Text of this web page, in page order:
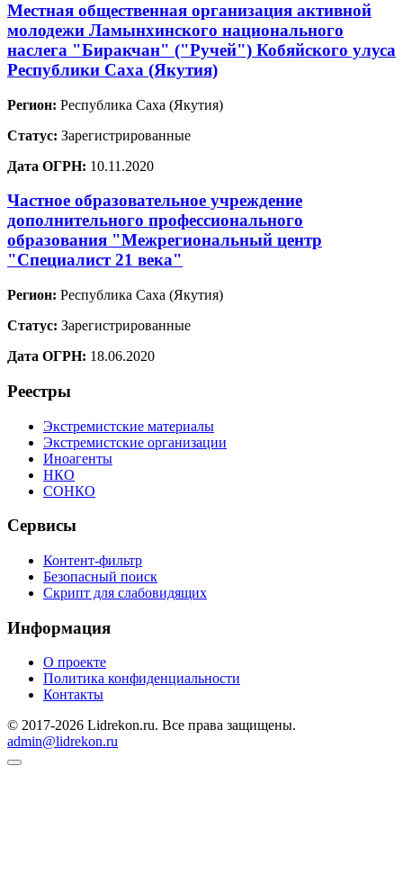
Местная общественная организация активной
молодежи Ламынхинского национального
наслега "Биракчан" ("Ручей") Кобяйского улуса
Республики Саха (Якутия)
Регион: Республика Саха (Якутия)
Статус: Зарегистрированные
Дата ОГРН: 10.11.2020
Частное образовательное учреждение
дополнительного профессионального
образования "Межрегиональный центр
"Специалист 21 века"
Регион: Республика Саха (Якутия)
Статус: Зарегистрированные
Дата ОГРН: 18.06.2020
Реестры
Экстремистские материалы
Экстремистские организации
Иноагенты
НКО
СОНКО
Сервисы
Контент-фильтр
Безопасный поиск
Скрипт для слабовидящих
Информация
О проекте
Политика конфиденциальности
Контакты
© 2017-2026 Lidrekon.ru. Все права защищены.
admin@lidrekon.ru